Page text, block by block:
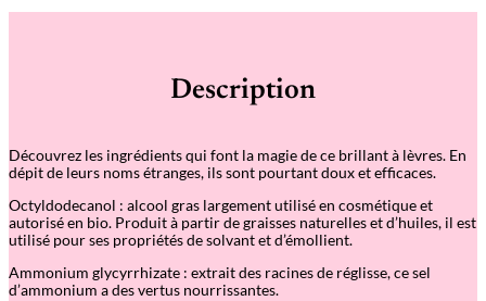
Description
Découvrez les ingrédients qui font la magie de ce brillant à lèvres. En
dépit de leurs noms étranges, ils sont pourtant doux et efficaces.
Octyldodecanol : alcool gras largement utilisé en cosmétique et
autorisé en bio. Produit à partir de graisses naturelles et d’huiles, il est
utilisé pour ses propriétés de solvant et d’émollient.
Ammonium glycyrrhizate : extrait des racines de réglisse, ce sel
d’ammonium a des vertus nourrissantes.